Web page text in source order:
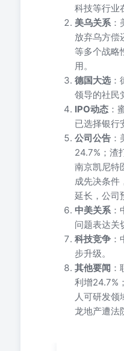
科技等行业
美乌关系：
放弃乌方偿
等多个战略
用。
德国大选
领导的社民
IPO动态 ：
已选择银行
公司公告
24.7%；渣
南京凯尼特
成先决条件
延长，公司
中美关系：
问题表达关
科技竞争
步升级。
其他要闻
利增24.7%
人可研发
龙地产遭法